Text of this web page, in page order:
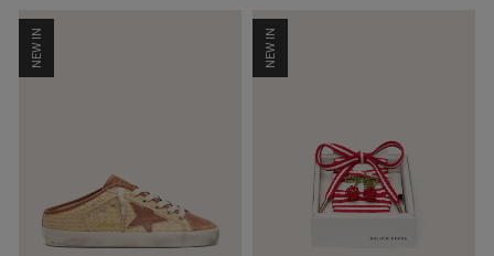
pied
de
page
NEW IN NEW IN